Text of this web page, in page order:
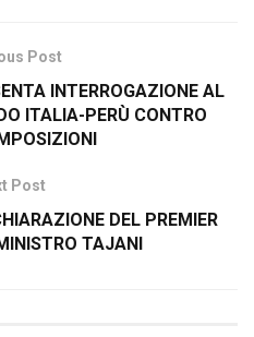
Post
INTERROGAZIONE AL
ITALIA-PERÙ CONTRO
Post
DEL PREMIER
TAJANI